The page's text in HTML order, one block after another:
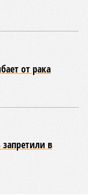
и журналистов
ВКС
Против
образом
недели,
комментариев